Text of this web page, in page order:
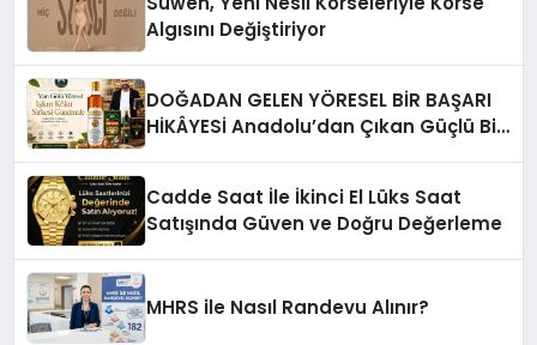
Algısını Değiştiriyor
DOĞADAN GELEN YÖRESEL BİR BAŞARI
HİKÂYESİ Anadolu’dan Çıkan Güçlü Bir
Cadde Saat İle İkinci El Lüks Saat
Satışında Güven ve Doğru Değerleme
MHRS ile Nasıl Randevu Alınır?